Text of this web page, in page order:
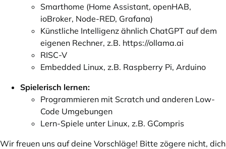
Smarthome (Home Assistant, openHAB,
ioBroker, Node-RED, Grafana)
Künstliche Intelligenz ähnlich ChatGPT auf dem
eigenen Rechner, z.B. https://ollama.ai
RISC-V
Embedded Linux, z.B. Raspberry Pi, Arduino
Spielerisch lernen:
Programmieren mit Scratch und anderen Low-
Code Umgebungen
Lern-Spiele unter Linux, z.B. GCompris
Wir freuen uns auf deine Vorschläge! Bitte zögere nicht, dich